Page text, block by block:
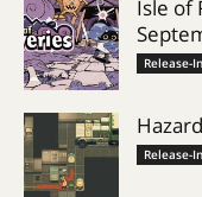
Isle of
Release-
Release-